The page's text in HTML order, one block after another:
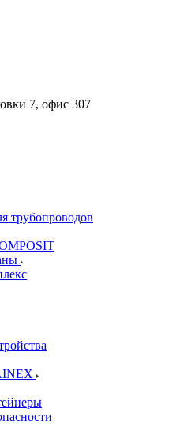
7, офис 307
трубопроводов